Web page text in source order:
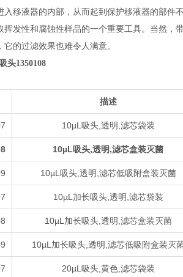
入移液器的内部，从而起到保护移液器的部件
挥发性和腐蚀性样品的一个重要工具。当然
的过滤效果也难令人满意。
头1350108
描述
10µL吸头,透明,滤芯袋装
10µL吸头,透明,滤芯盒装灭菌
10µL吸头,透明,滤芯低吸附盒装灭菌
10µL加长吸头,透明,滤芯袋装
10µL加长吸头,透明,滤芯盒装灭菌
10µL加长吸头,透明,滤芯低吸附盒装灭
20µL吸头,黄色,滤芯袋装